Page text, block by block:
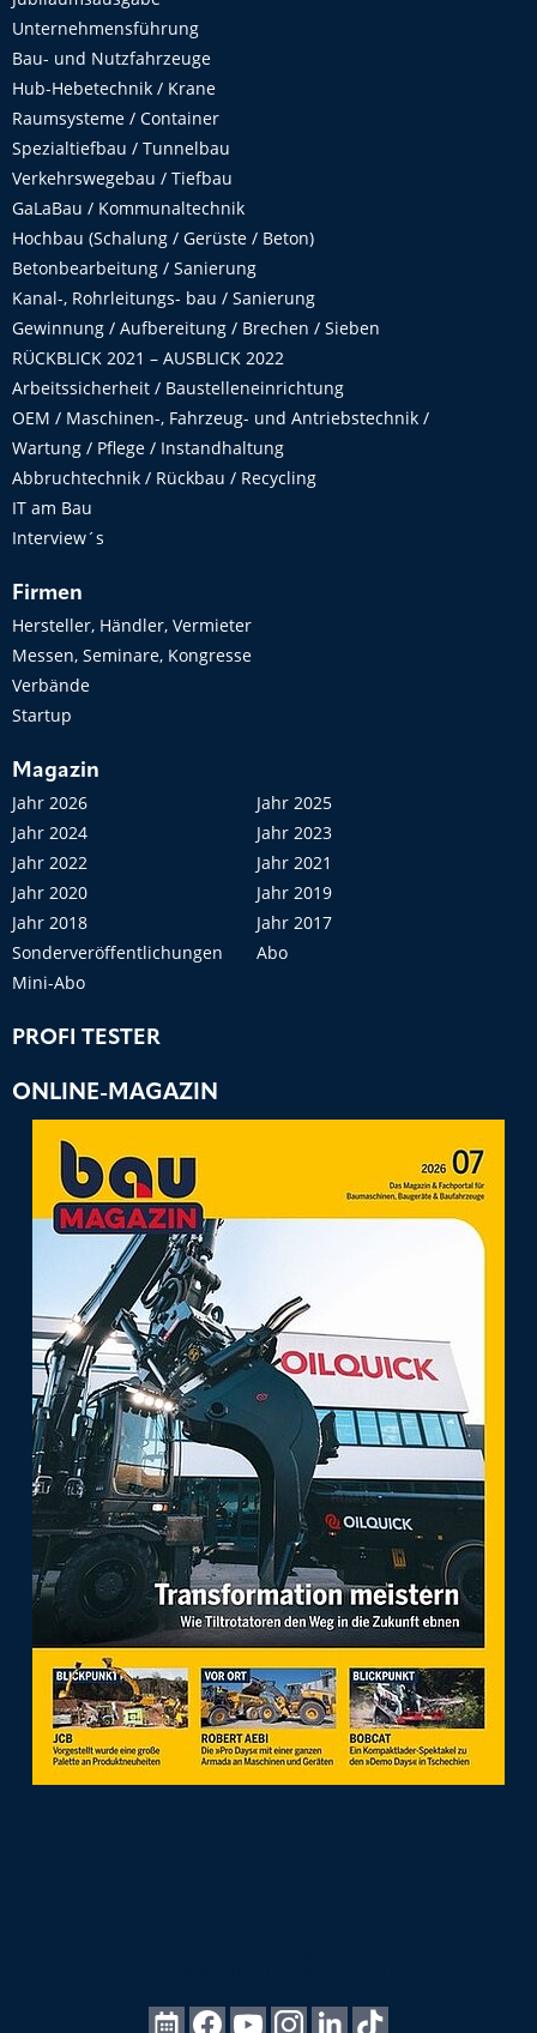
Unternehmensführung
Bau- und Nutzfahrzeuge
Hub-Hebetechnik / Krane
Raumsysteme / Container
Spezialtiefbau / Tunnelbau
Verkehrswegebau / Tiefbau
GaLaBau / Kommunaltechnik
Hochbau (Schalung / Gerüste / Beton)
Betonbearbeitung / Sanierung
Kanal-, Rohrleitungs- bau / Sanierung
Gewinnung / Aufbereitung / Brechen / Sieben
RÜCKBLICK 2021 – AUSBLICK 2022
Arbeitssicherheit / Baustelleneinrichtung
OEM / Maschinen-, Fahrzeug- und Antriebstechnik /
Wartung / Pflege / Instandhaltung
Abbruchtechnik / Rückbau / Recycling
IT am Bau
Interview´s
Firmen
Hersteller, Händler, Vermieter
Messen, Seminare, Kongresse
Verbände
Startup
Magazin
Jahr 2026
Jahr 2025
Jahr 2024
Jahr 2023
Jahr 2022
Jahr 2021
Jahr 2020
Jahr 2019
Jahr 2018
Jahr 2017
Sonderveröffentlichungen
Abo
Mini-Abo
PROFI TESTER
ONLINE-MAGAZIN